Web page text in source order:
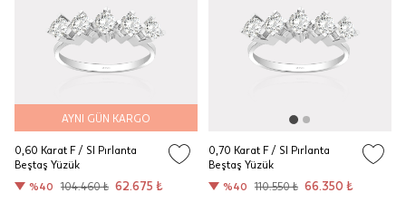
AYNI GÜN KARGO
0,60 Karat F / SI Pırlanta
Beştaş Yüzük
%40
104.460 ₺ 62.675 ₺
0,70 Karat F / SI Pırlanta
Beştaş Yüzük
%40
110.550 ₺ 66.350 ₺